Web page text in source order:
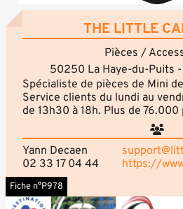
THE LITTLE
Pièces /
50250 La Haye-du-Puits -
Spécialiste de pièces de Mini
Service clients du lundi au
de 13h30 à 18h. Plus de
Yann Decaen
02 33 17 04 44
https://
Fiche n°P978